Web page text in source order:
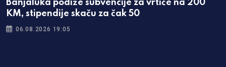
Banjaluka podiže subvencije za vrtiće na 200
KM, stipendije skaču za čak 50
06.08.2026 19:05